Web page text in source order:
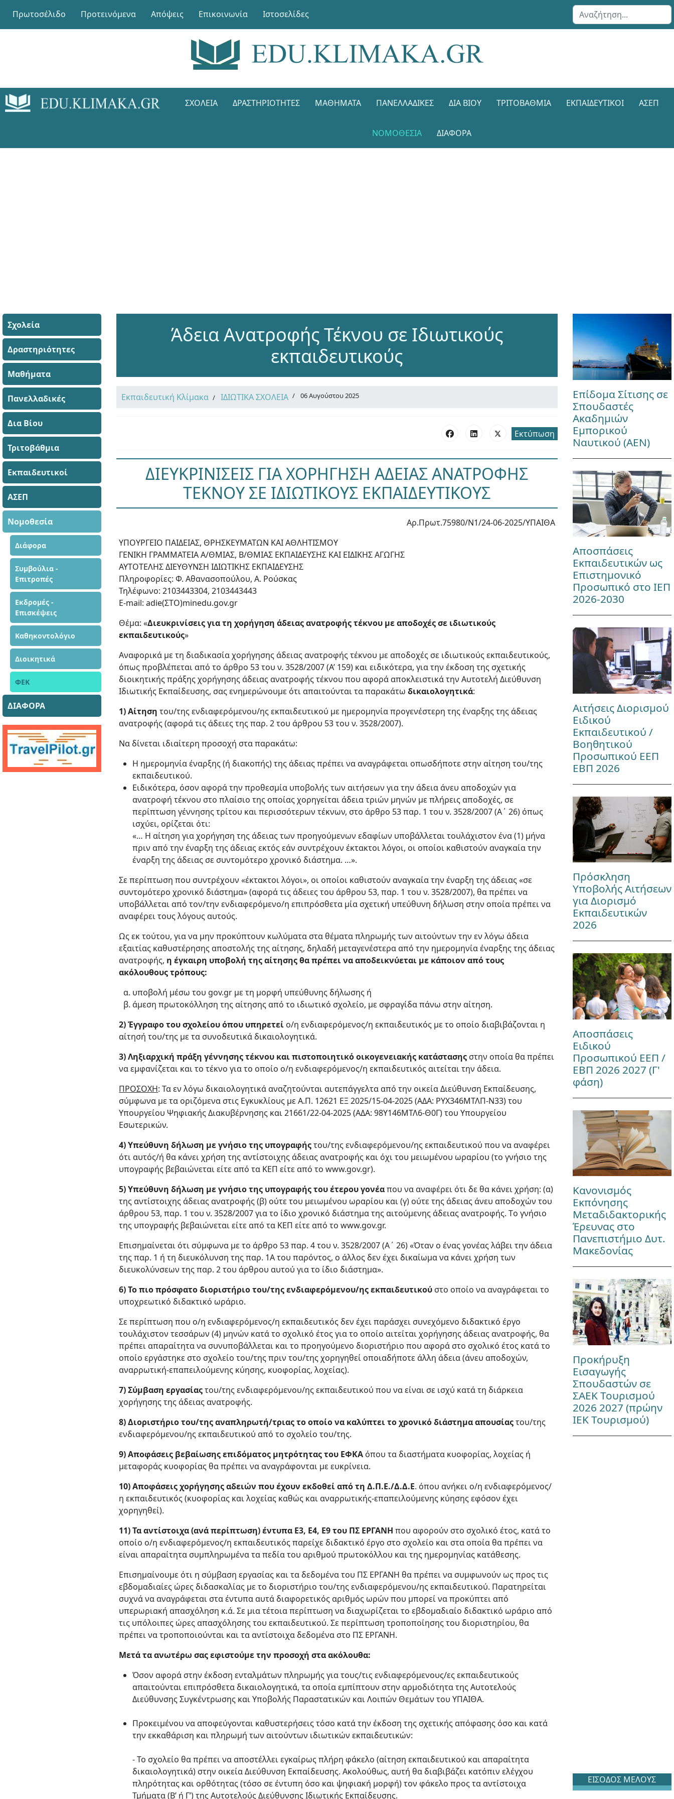
Πρωτοσέλιδο Προτεινόμενα Απόψεις Επικοινωνία Ιστοσελίδες Αναζήτηση...
ΣΧΟΛΕΊΑ ΔΡΑΣΤΗΡΙΌΤΗΤΕΣ ΜΑΘΉΜΑΤΑ ΠΑΝΕΛΛΑΔΙΚΈΣ ΔΙΑ ΒΊΟΥ ΤΡΙΤΟΒΆΘΜΙΑ ΕΚΠΑΙΔΕΥΤΙΚΟΊ ΑΣΕΠ
ΝΟΜΟΘΕΣΊΑ ΔΙΑΦΟΡΑ
Σχολεία
Δραστηριότητες
Μαθήματα
Πανελλαδικές
Δια Βίου
Τριτοβάθμια
Εκπαιδευτικοί
ΑΣΕΠ
Νομοθεσία
Διάφορα
Συμβούλια -
Επιτροπές
Εκδρομές -
Επισκέψεις
Καθηκοντολόγιο
Διοικητικά
ΦΕΚ
ΔΙΑΦΟΡΑ
Άδεια Ανατροφής Τέκνου σε Ιδιωτικούς
εκπαιδευτικούς
Εκπαιδευτική Κλίμακα ΙΔΙΩΤΙΚΑ ΣΧΟΛΕΙΑ 06 Αυγούστου 2025
Εκτύπωση
ΔΙΕΥΚΡΙΝΙΣΕΙΣ ΓΙΑ ΧΟΡΗΓΗΣΗ ΑΔΕΙΑΣ ΑΝΑΤΡΟΦΗΣ
ΤΕΚΝΟΥ ΣΕ ΙΔΙΩΤΙΚΟΥΣ ΕΚΠΑΙΔΕΥΤΙΚΟΥΣ
Αρ.Πρωτ.75980/Ν1/24-06-2025/ΥΠΑΙΘΑ
ΥΠΟΥΡΓΕΙΟ ΠΑΙΔΕΙΑΣ, ΘΡΗΣΚΕΥΜΑΤΩΝ ΚΑΙ ΑΘΛΗΤΙΣΜΟΥ
ΓΕΝΙΚΗ ΓΡΑΜΜΑΤΕΙΑ Α/ΘΜΙΑΣ, Β/ΘΜΙΑΣ ΕΚΠΑΙΔΕΥΣΗΣ ΚΑΙ ΕΙΔΙΚΗΣ ΑΓΩΓΗΣ
ΑΥΤΟΤΕΛΗΣ ΔΙΕΥΘΥΝΣΗ ΙΔΙΩΤΙΚΗΣ ΕΚΠΑΙΔΕΥΣΗΣ
Πληροφορίες: Φ. Αθανασοπούλου, Α. Ρούσκας
Τηλέφωνο: 2103443304, 2103443443
E-mail: adie(ΣΤΟ)minedu.gov.gr
Θέμα: «Διευκρινίσεις για τη χορήγηση άδειας ανατροφής τέκνου με αποδοχές σε ιδιωτικούς
εκπαιδευτικούς»
Αναφορικά με τη διαδικασία χορήγησης άδειας ανατροφής τέκνου με αποδοχές σε ιδιωτικούς εκπαιδευτικούς,
όπως προβλέπεται από το άρθρο 53 του ν. 3528/2007 (Α’ 159) και ειδικότερα, για την έκδοση της σχετικής
διοικητικής πράξης χορήγησης άδειας ανατροφής τέκνου που αφορά αποκλειστικά την Αυτοτελή Διεύθυνση
Ιδιωτικής Εκπαίδευσης, σας ενημερώνουμε ότι απαιτούνται τα παρακάτωδικαιολογητικά:
1) Αίτηση του/της ενδιαφερόμενου/ης εκπαιδευτικού με ημερομηνία προγενέστερη της έναρξης της άδειας
ανατροφής (αφορά τις άδειες της παρ. 2 του άρθρου 53 του ν. 3528/2007).
Να δίνεται ιδιαίτερη προσοχή στα παρακάτω:
Η ημερομηνία έναρξης (ή διακοπής) της άδειας πρέπει να αναγράφεται οπωσδήποτε στην αίτηση του/της
εκπαιδευτικού.
Ειδικότερα, όσον αφορά την προθεσμία υποβολής των αιτήσεων για την άδεια άνευ αποδοχών για
ανατροφή τέκνου στο πλαίσιο της οποίας χορηγείται άδεια τριών μηνών με πλήρεις αποδοχές, σε
περίπτωση γέννησης τρίτου και περισσότερων τέκνων, στο άρθρο 53 παρ. 1 του ν. 3528/2007 (Α΄ 26) όπως
ισχύει, ορίζεται ότι:
«… Η αίτηση για χορήγηση της άδειας των προηγούμενων εδαφίων υποβάλλεται τουλάχιστον ένα (1) μήνα
πριν από την έναρξη της άδειας εκτός εάν συντρέχουν έκτακτοι λόγοι, οι οποίοι καθιστούν αναγκαία την
έναρξη της άδειας σε συντομότερο χρονικό διάστημα. …».
Σε περίπτωση που συντρέχουν «έκτακτοι λόγοι», οι οποίοι καθιστούν αναγκαία την έναρξη της άδειας «σε
συντομότερο χρονικό διάστημα» (αφορά τις άδειες του άρθρου 53, παρ. 1 του ν. 3528/2007), θα πρέπει να
υποβάλλεται από τον/την ενδιαφερόμενο/η επιπρόσθετα μία σχετική υπεύθυνη δήλωση στην οποία πρέπει να
αναφέρει τους λόγους αυτούς.
Ως εκ τούτου, για να μην προκύπτουν κωλύματα στα θέματα πληρωμής των αιτούντων την εν λόγω άδεια
εξαιτίας καθυστέρησης αποστολής της αίτησης, δηλαδή μεταγενέστερα από την ημερομηνία έναρξης της άδειας
ανατροφής, η έγκαιρη υποβολή της αίτησης θα πρέπει να αποδεικνύεται με κάποιον από τους
ακόλουθους τρόπους:
υποβολή μέσω του gov.gr με τη μορφή υπεύθυνης δήλωσης ή
άμεση πρωτοκόλληση της αίτησης από το ιδιωτικό σχολείο, με σφραγίδα πάνω στην αίτηση.
2) Έγγραφο του σχολείου όπου υπηρετεί ο/η ενδιαφερόμενος/η εκπαιδευτικός με το οποίο διαβιβάζονται η
αίτησή του/της με τα συνοδευτικά δικαιολογητικά.
3) Ληξιαρχική πράξη γέννησης τέκνου και πιστοποιητικό οικογενειακής κατάστασης στην οποία θα πρέπει
να εμφανίζεται και το τέκνο για το οποίο ο/η ενδιαφερόμενος/η εκπαιδευτικός αιτείται την άδεια.
ΠΡΟΣΟΧΗ: Τα εν λόγω δικαιολογητικά αναζητούνται αυτεπάγγελτα από την οικεία Διεύθυνση Εκπαίδευσης,
σύμφωνα με τα οριζόμενα στις Εγκυκλίους με Α.Π. 12621 ΕΞ 2025/15-04-2025 (ΑΔΑ: ΡΥΧ346ΜΤΛΠ-Ν33) του
Υπουργείου Ψηφιακής Διακυβέρνησης και 21661/22-04-2025 (ΑΔΑ: 98Υ146ΜΤΛ6-Θ0Γ) του Υπουργείου
Εσωτερικών.
4) Υπεύθυνη δήλωση με γνήσιο της υπογραφήςτου/της ενδιαφερόμενου/ης εκπαιδευτικού που να αναφέρει
ότι αυτός/ή θα κάνει χρήση της αντίστοιχης άδειας ανατροφής και όχι του μειωμένου ωραρίου (το γνήσιο της
υπογραφής βεβαιώνεται είτε από τα ΚΕΠ είτε από το www.gov.gr).
5) Υπεύθυνη δήλωση με γνήσιο της υπογραφής του έτερου γονέαπου να αναφέρει ότι δε θα κάνει χρήση: (α)
της αντίστοιχης άδειας ανατροφής (β) ούτε του μειωμένου ωραρίου και (γ) ούτε της άδειας άνευ αποδοχών του
άρθρου 53, παρ. 1 του ν. 3528/2007 για το ίδιο χρονικό διάστημα της αιτούμενης άδειας ανατροφής. Tο γνήσιο
της υπογραφής βεβαιώνεται είτε από τα ΚΕΠ είτε από το www.gov.gr.
Επισημαίνεται ότι σύμφωνα με το άρθρο 53 παρ. 4 του ν. 3528/2007 (Α΄ 26) «Όταν ο ένας γονέας λάβει την άδεια
της παρ. 1 ή τη διευκόλυνση της παρ. 1Α του παρόντος, ο άλλος δεν έχει δικαίωμα να κάνει χρήση των
διευκολύνσεων της παρ. 2 του άρθρου αυτού για το ίδιο διάστημα».
6) Το πιο πρόσφατο διοριστήριο του/της ενδιαφερόμενου/ης εκπαιδευτικού στο οποίο να αναγράφεται το
υποχρεωτικό διδακτικό ωράριο.
Σε περίπτωση που ο/η ενδιαφερόμενος/η εκπαιδευτικός δεν έχει παράσχει συνεχόμενο διδακτικό έργο
τουλάχιστον τεσσάρων (4) μηνών κατά το σχολικό έτος για το οποίο αιτείται χορήγησης άδειας ανατροφής, θα
πρέπει απαραίτητα να συνυποβάλλεται και το προηγούμενο διοριστήριο που αφορά στο σχολικό έτος κατά το
οποίο εργάστηκε στο σχολείο του/της πριν του/της χορηγηθεί οποιαδήποτε άλλη άδεια (άνευ αποδοχών,
αναρρωτική-επαπειλούμενης κύησης, κυοφορίας, λοχείας).
7) Σύμβαση εργασίαςτου/της ενδιαφερόμενου/ης εκπαιδευτικού που να είναι σε ισχύ κατά τη διάρκεια
χορήγησης της άδειας ανατροφής.
8) Διοριστήριο του/της αναπληρωτή/τριας το οποίο να καλύπτει το χρονικό διάστημα απουσίαςτου/της
ενδιαφερόμενου/ης εκπαιδευτικού από το σχολείο του/της.
9) Αποφάσεις βεβαίωσης επιδόματος μητρότητας του ΕΦΚΑ όπου τα διαστήματα κυοφορίας, λοχείας ή
μεταφοράς κυοφορίας θα πρέπει να αναγράφονται με ευκρίνεια.
10) Αποφάσεις χορήγησης αδειών που έχουν εκδοθεί από τη Δ.Π.Ε./Δ.Δ.Ε. όπου ανήκει ο/η ενδιαφερόμενος/
η εκπαιδευτικός (κυοφορίας και λοχείας καθώς και αναρρωτικής-επαπειλούμενης κύησης εφόσον έχει
χορηγηθεί).
11) Τα αντίστοιχα (ανά περίπτωση) έντυπα Ε3, Ε4, Ε9 του ΠΣ ΕΡΓΑΝΗ που αφορούν στο σχολικό έτος, κατά το
οποίο ο/η ενδιαφερόμενος/η εκπαιδευτικός παρείχε διδακτικό έργο στο σχολείο και στα οποία θα πρέπει να
είναι απαραίτητα συμπληρωμένα τα πεδία του αριθμού πρωτοκόλλου και της ημερομηνίας κατάθεσης.
Επισημαίνουμε ότι η σύμβαση εργασίας και τα δεδομένα του ΠΣ ΕΡΓΑΝΗ θα πρέπει να συμφωνούν ως προς τις
εβδομαδιαίες ώρες διδασκαλίας με το διοριστήριο του/της ενδιαφερόμενου/ης εκπαιδευτικού. Παρατηρείται
συχνά να αναγράφεται στα έντυπα αυτά διαφορετικός αριθμός ωρών που μπορεί να προκύπτει από
υπερωριακή απασχόληση κ.ά. Σε μια τέτοια περίπτωση να διαχωρίζεται το εβδομαδιαίο διδακτικό ωράριο από
τις υπόλοιπες ώρες απασχόλησης του εκπαιδευτικού. Σε περίπτωση τροποποίησης του διοριστηρίου, θα
πρέπει να τροποποιούνται και τα αντίστοιχα δεδομένα στο ΠΣ ΕΡΓΑΝΗ.
Μετά τα ανωτέρω σας εφιστούμε την προσοχή στα ακόλουθα:
Όσον αφορά στην έκδοση ενταλμάτων πληρωμής για τους/τις ενδιαφερόμενους/ες εκπαιδευτικούς
απαιτούνται επιπρόσθετα δικαιολογητικά, τα οποία εμπίπτουν στην αρμοδιότητα της Αυτοτελούς
Διεύθυνσης Συγκέντρωσης και Υποβολής Παραστατικών και Λοιπών Θεμάτων του ΥΠΑΙΘΑ.
Προκειμένου να αποφεύγονται καθυστερήσεις τόσο κατά την έκδοση της σχετικής απόφασης όσο και κατά
την εκκαθάριση και πληρωμή των αιτούντων ιδιωτικών εκπαιδευτικών:
- Το σχολείο θα πρέπει να αποστέλλει εγκαίρως πλήρη φάκελο (αίτηση εκπαιδευτικού και απαραίτητα
δικαιολογητικά) στην οικεία Διεύθυνση Εκπαίδευσης. Ακολούθως, αυτή θα διαβιβάζει κατόπιν ελέγχου
πληρότητας και ορθότητας (τόσο σε έντυπη όσο και ψηφιακή μορφή) τον φάκελο προς τα αντίστοιχα
Τμήματα (Β’ ή Γ’) της Αυτοτελούς Διεύθυνσης Ιδιωτικής Εκπαίδευσης.
Επίδομα Σίτισης σε
Σπουδαστές
Ακαδημιών
Εμπορικού
Ναυτικού (ΑΕΝ)
Αποσπάσεις
Εκπαιδευτικών ως
Επιστημονικό
Προσωπικό στο ΙΕΠ
2026-2030
Αιτήσεις Διορισμού
Ειδικού
Εκπαιδευτικού /
Βοηθητικού
Προσωπικού ΕΕΠ
ΕΒΠ 2026
Πρόσκληση
Υποβολής Αιτήσεων
για Διορισμό
Εκπαιδευτικών
2026
Αποσπάσεις
Ειδικού
Προσωπικού ΕΕΠ /
ΕΒΠ 2026 2027 (Γ'
φάση)
Κανονισμός
Εκπόνησης
Μεταδιδακτορικής
Έρευνας στο
Πανεπιστήμιο Δυτ.
Μακεδονίας
Προκήρυξη
Εισαγωγής
Σπουδαστών σε
ΣΑΕΚ Τουρισμού
2026 2027 (πρώην
ΙΕΚ Τουρισμού)
ΕΙΣΟΔΟΣ ΜΕΛΟΥΣ